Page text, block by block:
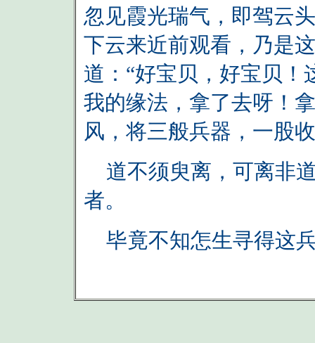
忽见霞光瑞气，即驾云
下云来近前观看，乃是
道：“好宝贝，好宝贝
我的缘法，拿了去呀！
风，将三般兵器，一股
道不须臾离，可离非
者。
毕竟不知怎生寻得这